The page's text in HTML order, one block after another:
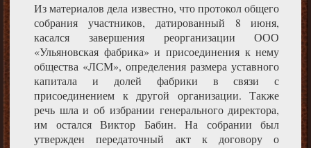
Из материалов дела известно, что протокол общего
собрания участников, датированный 8 июня,
касался завершения реорганизации ООО
«Ульяновская фабрика» и присоединения к нему
общества «ЛСМ», определения размера уставного
капитала и долей фабрики в связи с
присоединением к другой организации. Также
речь шла и об избрании генерального директора,
им остался Виктор Бабин. На собрании был
утвержден передаточный акт к договору о